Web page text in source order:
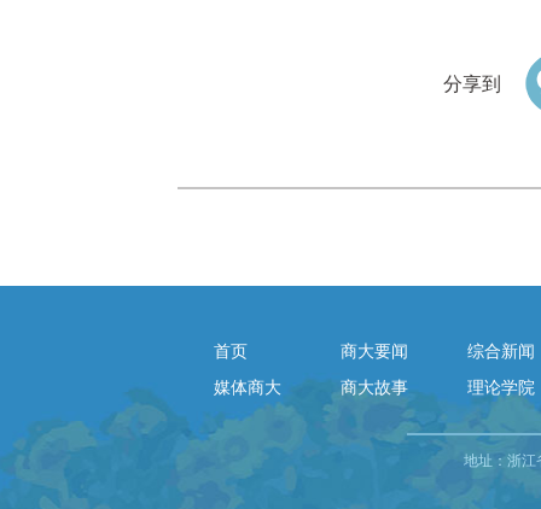
分享到
首页 商大要闻
综合新闻
媒体商大
商大故事 理论学院
地址：浙